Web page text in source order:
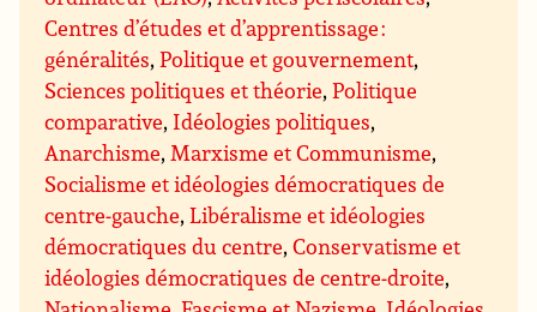
Centres d’études et d’apprentissage :
généralités,Politique et gouvernement,
Sciences politiques et théorie,Politique
comparative, Idéologies politiques,
Anarchisme,Marxisme et Communisme,
Socialisme et idéologies démocratiques de
centre-gauche,Libéralisme et idéologies
démocratiques du centre,Conservatisme et
idéologies démocratiques de centre-droite,